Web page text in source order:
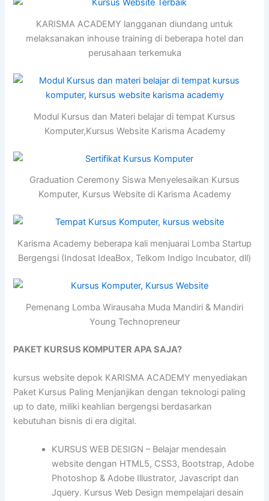
KARISMA ACADEMY langganan diundang untuk
melaksanakan inhouse training di beberapa hotel dan
perusahaan terkemuka
Modul Kursus dan Materi belajar di tempat Kursus
Komputer,Kursus Website Karisma Academy
Graduation Ceremony Siswa Menyelesaikan Kursus
Komputer, Kursus Website di Karisma Academy
Karisma Academy beberapa kali menjuarai Lomba Startup
Bergengsi (Indosat IdeaBox, Telkom Indigo Incubator, dll)
Pemenang Lomba Wirausaha Muda Mandiri & Mandiri
Young Technopreneur
PAKET KURSUS KOMPUTER APA SAJA?
kursus website depok KARISMA ACADEMY menyediakan
Paket Kursus Paling Menjanjikan dengan teknologi paling
up to date, miliki keahlian bergengsi berdasarkan
kebutuhan bisnis di era digital.
KURSUS WEB DESIGN – Belajar mendesain
website dengan HTML5, CSS3, Bootstrap, Adobe
Photoshop & Adobe Illustrator, Javascript dan
Jquery. Kursus Web Design mempelajari desain